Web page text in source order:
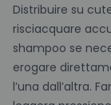
Distribuire su
risciacquare
shampoo se
erogare
l’una dall’altra.